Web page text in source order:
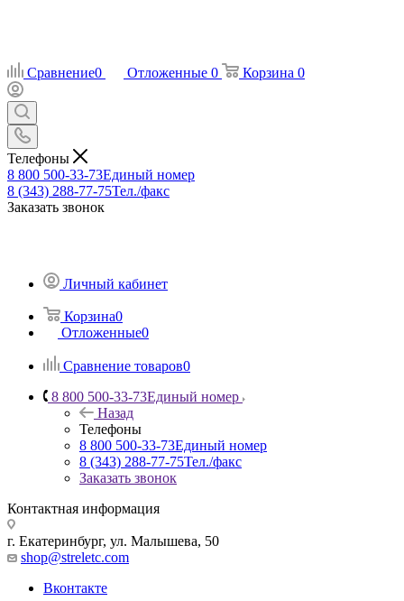
Сравнение0 Отложенные 0 Корзина 0
Телефоны
8 800 500-33-73Единый номер
8 (343) 288-77-75Тел./факс
Заказать звонок
Личный кабинет
Корзина0
Отложенные0
Сравнение товаров0
8 800 500-33-73Единый номер
Назад
Телефоны
8 800 500-33-73Единый номер
8 (343) 288-77-75Тел./факс
Заказать звонок
Контактная информация
г. Екатеринбург, ул. Малышева, 50
shop@streletc.com
Вконтакте